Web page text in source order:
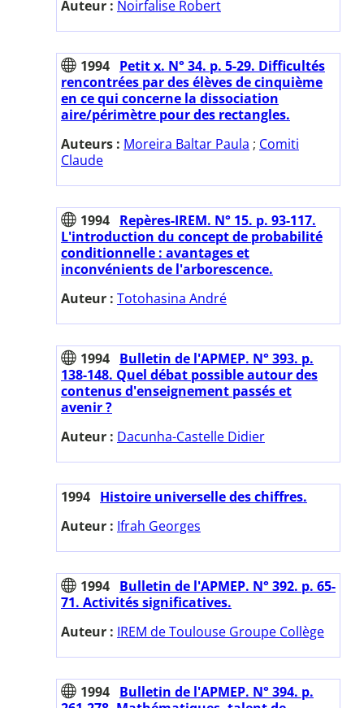
Auteur : Noirfalise Robert
1994 Petit x. N° 34. p. 5-29. Difficultés
rencontrées par des élèves de cinquième
en ce qui concerne la dissociation
aire/périmètre pour des rectangles.
Auteurs : Moreira Baltar Paula ; Comiti
Claude
1994 Repères-IREM. N° 15. p. 93-117.
L'introduction du concept de probabilité
conditionnelle : avantages et
inconvénients de l'arborescence.
Auteur : Totohasina André
1994 Bulletin de l'APMEP. N° 393. p.
138-148. Quel débat possible autour des
contenus d'enseignement passés et
avenir ?
Auteur : Dacunha-Castelle Didier
1994 Histoire universelle des chiffres.
Auteur : Ifrah Georges
1994 Bulletin de l'APMEP. N° 392. p. 65-
71. Activités significatives.
Auteur : IREM de Toulouse Groupe Collège
1994 Bulletin de l'APMEP. N° 394. p.